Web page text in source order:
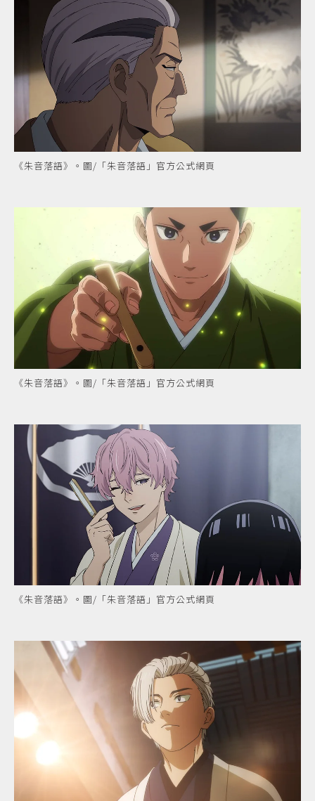
《朱音落語》。圖/「朱音落語」官方公式網頁
《朱音落語》。圖/「朱音落語」官方公式網頁
《朱音落語》。圖/「朱音落語」官方公式網頁